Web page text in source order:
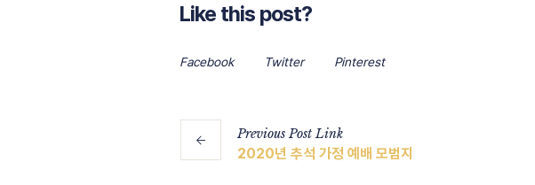
Like this post?
Facebook Twitter Pinterest
PreviousPostLink
2020년 추석 가정 예배 모범지